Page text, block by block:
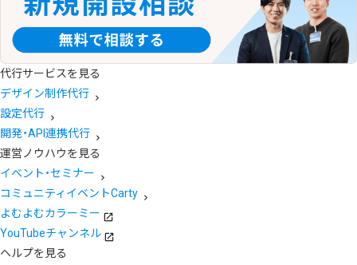
代行サービスを見る
デザイン制作代行
設定代行
開発・API連携代行
運営ノウハウを見る
イベント・セミナー
コミュニティイベントCarty
よむよむカラーミー
YouTubeチャンネル
ヘルプを見る